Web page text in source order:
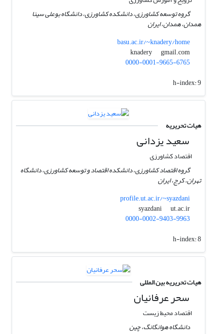
گروه توسعه کشاورزی، دانشکده کشاورزی، دانشگاه بوعلی سینا
همدان، همدان، ایران
basu.ac.ir/~knadery/home
knadery
gmail.com
0000-0001-9665-6765
h-index:9
هیات تحریریه
سعید یزدانی
اقتصاد کشاورزی
گروه اقتصاد کشاورزی، دانشکده اقتصاد و توسعه کشاورزی، دانشگاه
تهران، کرج، ایران
profile.ut.ac.ir/~syazdani
syazdani
ut.ac.ir
0000-0002-9403-9963
h-index:8
هیات تحریریه بین المللی
سحر عرفانیان
اقتصاد محیط زیست
دانشگاه هوانگانگ، چین